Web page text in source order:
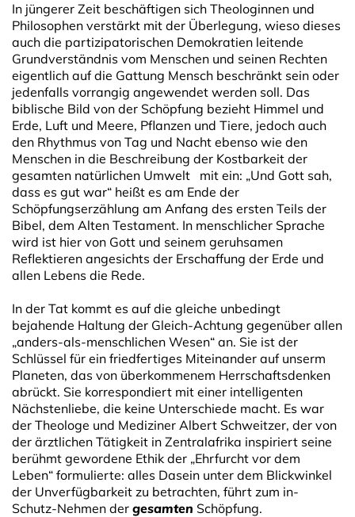
In jüngerer Zeit beschäftigen sich Theologinnen und
Philosophen verstärkt mit der Überlegung, wieso dieses
auch die partizipatorischen Demokratien leitende
Grundverständnis vom Menschen und seinen Rechten
eigentlich auf die Gattung Mensch beschränkt sein oder
jedenfalls vorrangig angewendet werden soll. Das
biblische Bild von der Schöpfung bezieht Himmel und
Erde, Luft und Meere, Pflanzen und Tiere, jedoch auch
den Rhythmus von Tag und Nacht ebenso wie den
Menschen in die Beschreibung der Kostbarkeit der
gesamten natürlichen Umwelt mit ein: „Und Gott sah,
dass es gut war“ heißt es am Ende der
Schöpfungserzählung am Anfang des ersten Teils der
Bibel, dem Alten Testament. In menschlicher Sprache
wird ist hier von Gott und seinem geruhsamen
Reflektieren angesichts der Erschaffung der Erde und
allen Lebens die Rede.
In der Tat kommt es auf die gleiche unbedingt
bejahende Haltung der Gleich-Achtung gegenüber allen
„anders-als-menschlichen Wesen“ an. Sie ist der
Schlüssel für ein friedfertiges Miteinander auf unserm
Planeten, das von überkommenem Herrschaftsdenken
abrückt. Sie korrespondiert mit einer intelligenten
Nächstenliebe, die keine Unterschiede macht. Es war
der Theologe und Mediziner Albert Schweitzer, der von
der ärztlichen Tätigkeit in Zentralafrika inspiriert seine
berühmt gewordene Ethik der „Ehrfurcht vor dem
Leben“ formulierte: alles Dasein unter dem Blickwinkel
der Unverfügbarkeit zu betrachten, führt zum in-
Schutz-Nehmen der gesamten Schöpfung.